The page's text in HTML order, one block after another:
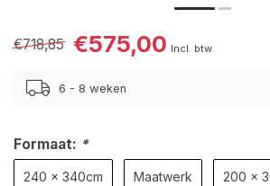
€718,85 €575,00 Incl. btw
6 - 8 weken
Formaat: *
240 x 340cm Maatwerk 200 x